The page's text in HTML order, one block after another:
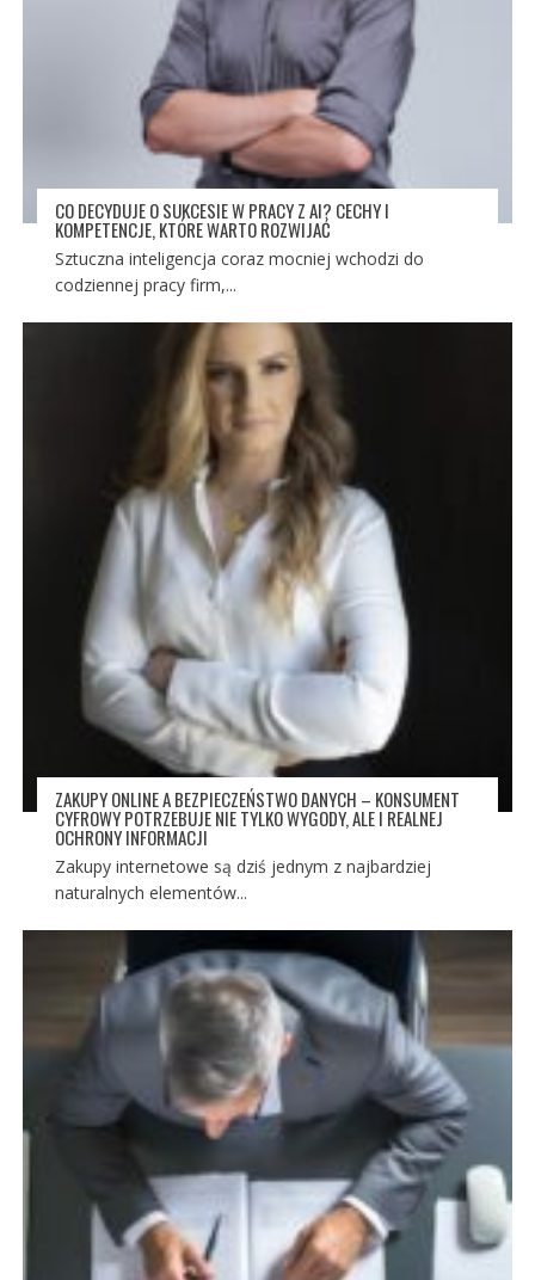
CO DECYDUJE O SUKCESIE W PRACY Z AI? CECHY I
KOMPETENCJE, KTÓRE WARTO ROZWIJAĆ
Sztuczna inteligencja coraz mocniej wchodzi do
codziennej pracy firm,...
ZAKUPY ONLINE A BEZPIECZEŃSTWO DANYCH – KONSUMENT
CYFROWY POTRZEBUJE NIE TYLKO WYGODY, ALE I REALNEJ
OCHRONY INFORMACJI
Zakupy internetowe są dziś jednym z najbardziej
naturalnych elementów...